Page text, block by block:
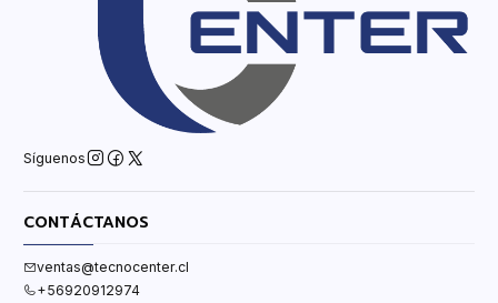
Síguenos
CONTÁCTANOS
ventas@tecnocenter.cl
+56920912974